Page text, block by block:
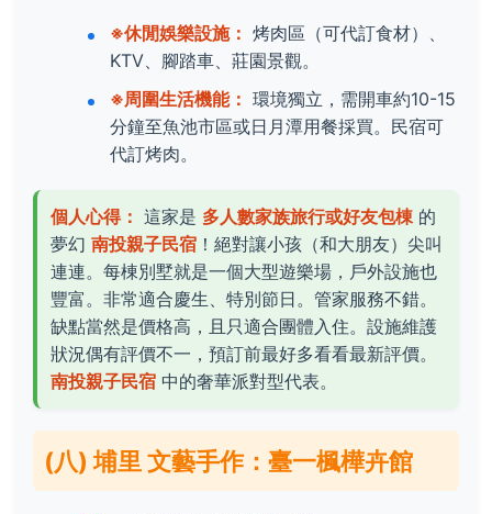
※休閒娛樂設施： 烤肉區（可代訂食材）、
KTV、腳踏車、莊園景觀。
※周圍生活機能： 環境獨立，需開車約10-15
分鐘至魚池市區或日月潭用餐採買。民宿可
代訂烤肉。
個人心得： 這家是 多人數家族旅行或好友包棟的
夢幻 南投親子民宿 ！絕對讓小孩（和大朋友）尖叫
連連。每棟別墅就是一個大型遊樂場，戶外設施也
豐富。非常適合慶生、特別節日。管家服務不錯。
缺點當然是價格高，且只適合團體入住。設施維護
狀況偶有評價不一，預訂前最好多看看最新評價。
南投親子民宿 中的奢華派對型代表。
(八) 埔里 文藝手作：臺一楓樺卉館